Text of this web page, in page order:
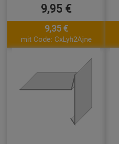
9,95 €
9,35 €
mit Code: CxLyh2Ajne